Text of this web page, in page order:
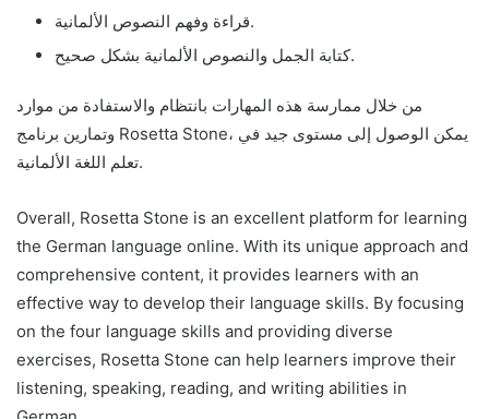
قراءة وفهم النصوص الألمانية.
كتابة الجمل والنصوص الألمانية بشكل صحيح.
من خلال ممارسة هذه المهارات بانتظام والاستفادة من موارد
وتمارين برنامج Rosetta Stone، يمكن الوصول إلى مستوى جيد في
تعلم اللغة الألمانية.
Overall, Rosetta Stone is an excellent platform for learning
the German language online. With its unique approach and
comprehensive content, it provides learners with an
effective way to develop their language skills. By focusing
on the four language skills and providing diverse
exercises, Rosetta Stone can help learners improve their
listening, speaking, reading, and writing abilities in